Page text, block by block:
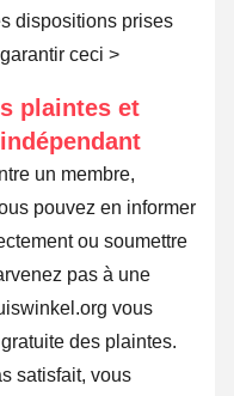
dispositions prises
ceci >
plaintes et
un membre,
pouvez en informer
ou soumettre
pas à une
vous
des plaintes.
satisfait, vous